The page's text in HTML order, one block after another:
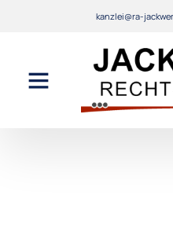
kanzlei@ra-